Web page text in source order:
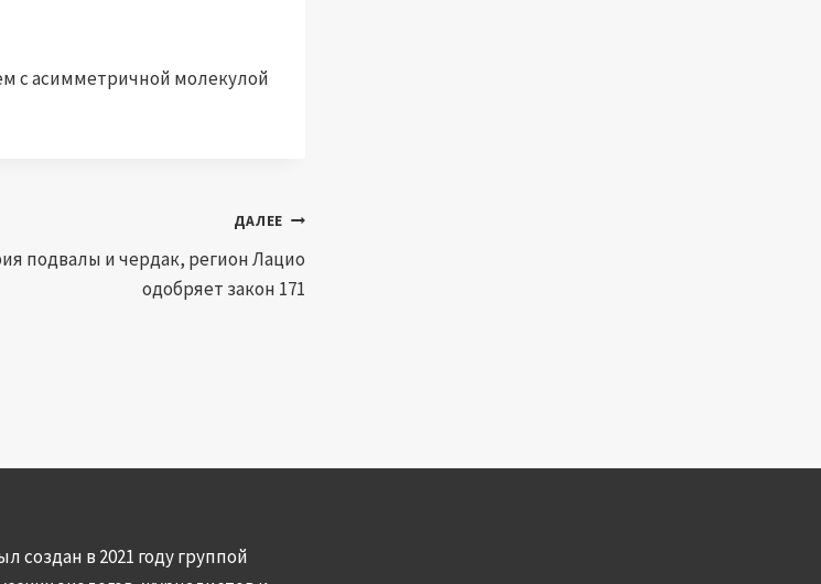
с асимметричной молекулой
ДАЛЕЕ
подвалы и чердак, регион Лацио
одобряет закон 171
создан в 2021 году группой